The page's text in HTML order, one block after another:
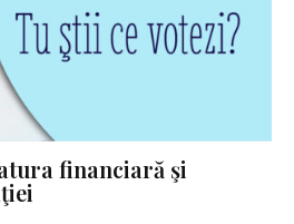
financiară şi